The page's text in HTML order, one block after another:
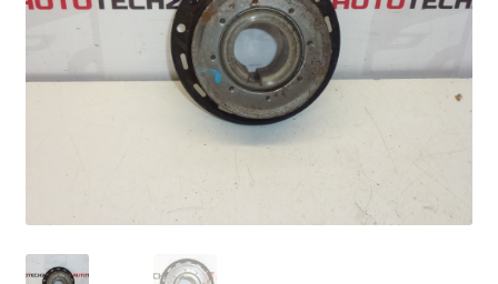
Procedura reklamacyjna
Skarga